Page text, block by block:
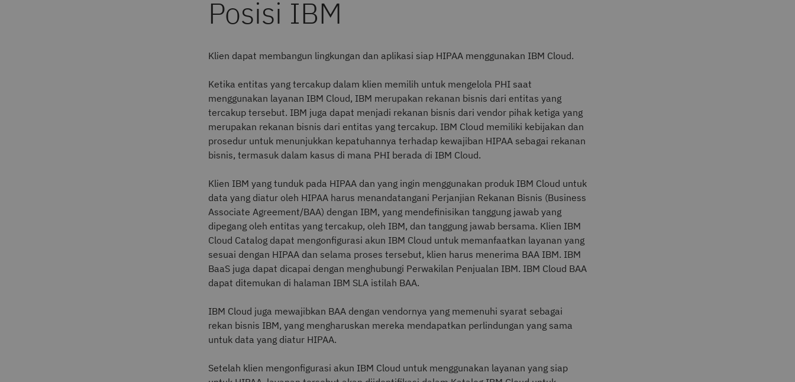
Klien dapat membangun lingkungan dan aplikasi siap HIPAA menggunakan IBM Cloud.
Ketika entitas yang tercakup dalam klien memilih untuk mengelola PHI saat
menggunakan layanan IBM Cloud, IBM merupakan rekanan bisnis dari entitas yang
tercakup tersebut. IBM juga dapat menjadi rekanan bisnis dari vendor pihak ketiga yang
merupakan rekanan bisnis dari entitas yang tercakup. IBM Cloud memiliki kebijakan dan
prosedur untuk menunjukkan kepatuhannya terhadap kewajiban HIPAA sebagai rekanan
bisnis, termasuk dalam kasus di mana PHI berada di IBM Cloud.
Klien IBM yang tunduk pada HIPAA dan yang ingin menggunakan produk IBM Cloud untuk
data yang diatur oleh HIPAA harus menandatangani Perjanjian Rekanan Bisnis (Business
Associate Agreement/BAA) dengan IBM, yang mendefinisikan tanggung jawab yang
dipegang oleh entitas yang tercakup, oleh IBM, dan tanggung jawab bersama. Klien IBM
Cloud Catalog dapat mengonfigurasi akun IBM Cloud untuk memanfaatkan layanan yang
sesuai dengan HIPAA dan selama proses tersebut, klien harus menerima BAA IBM. IBM
BaaS juga dapat dicapai dengan menghubungi Perwakilan Penjualan IBM. IBM Cloud BAA
dapat ditemukan di halaman IBM SLA istilah BAA.
IBM Cloud juga mewajibkan BAA dengan vendornya yang memenuhi syarat sebagai
rekan bisnis IBM, yang mengharuskan mereka mendapatkan perlindungan yang sama
untuk data yang diatur HIPAA.
Setelah klien mengonfigurasi akun IBM Cloud untuk menggunakan layanan yang siap